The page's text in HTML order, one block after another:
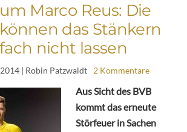
Marco Reus: Die
das Stänkern
nicht lassen
| Robin Patzwaldt 2 Kommentare
Aus Sicht des BVB
kommt das erneute
Störfeuer in Sachen